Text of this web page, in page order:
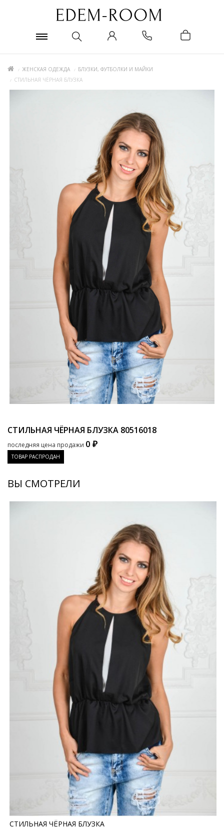
ЖЕНСКАЯ ОДЕЖДА
БЛУЗКИ, ФУТБОЛКИ И МАЙКИ
СТИЛЬНАЯ ЧЁРНАЯ БЛУЗКА
СТИЛЬНАЯ ЧЁРНАЯ БЛУЗКА 80516018
последняя цена продажи 0 ₽
ТОВАР РАСПРОДАН
ВЫ СМОТРЕЛИ
СТИЛЬНАЯ ЧЁРНАЯ БЛУЗКА